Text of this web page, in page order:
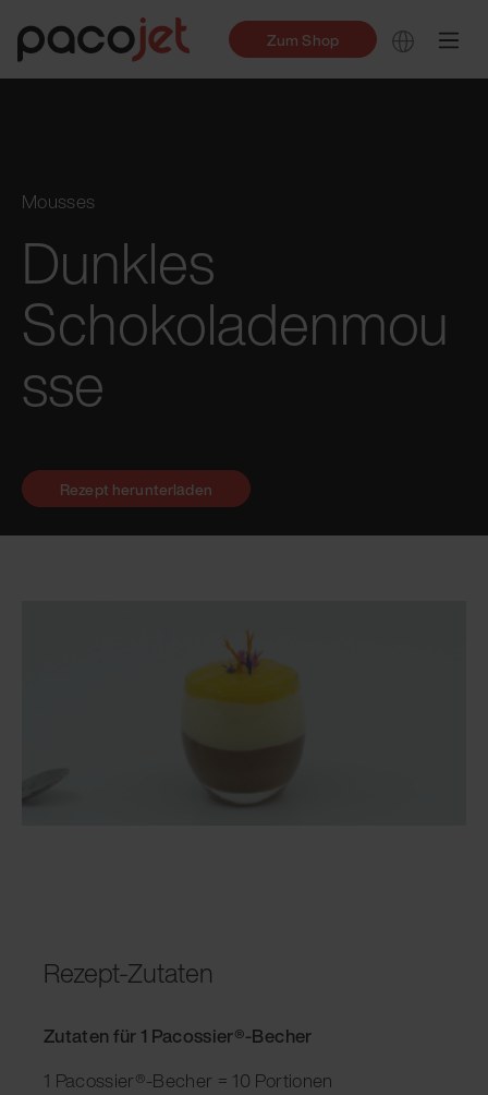
Zum Shop
Mousses
Dunkles
Schokoladenmou
sse
Rezept-Zutaten
Zutaten für 1 Pacossier®-Becher
1 Pacossier®-Becher = 10 Portionen
Rezept herunterladen